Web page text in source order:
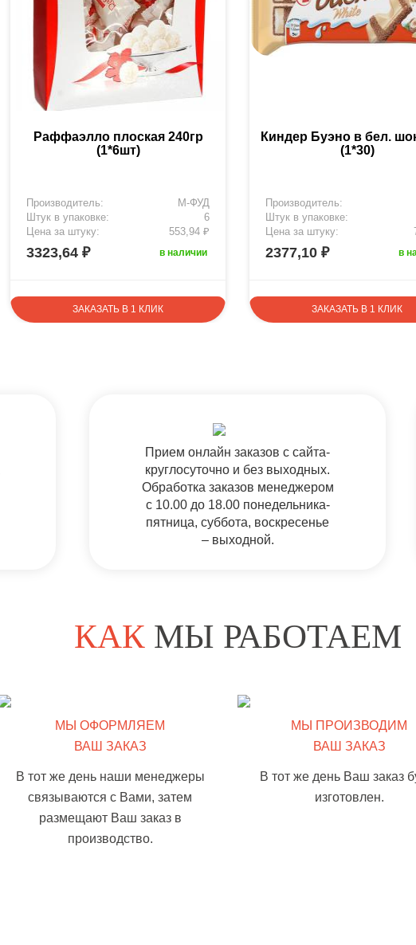
Раффаэлло плоская 240гр
(1*6шт)
Производитель:
М-ФУД
Штук в упаковке:
6
Цена за штуку:
553,94 ₽
3323,64 ₽ в наличии
ЗАКАЗАТЬ В 1 КЛИК
Киндер Буэно в бел.
(1*30)
Производитель:
Штук в упаковке:
Цена за штуку:
2377,10 ₽ в
ЗАКАЗАТЬ В 1 КЛИК
Прием онлайн заказов с сайта-
круглосуточно и без выходных.
Обработка заказов менеджером
с 10.00 до 18.00 понедельника-
пятница, суббота, воскресенье
– выходной.
КАКМЫ РАБОТАЕМ
МЫ ОФОРМЛЯЕМ
ВАШ ЗАКАЗ
В тот же день наши менеджеры
связываются с Вами, затем
размещают Ваш заказ в
производство.
МЫ ПРОИЗВОДИМ
ВАШ ЗАКАЗ
В тот же день Ваш заказ
изготовлен.